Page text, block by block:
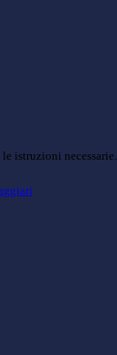
istruzioni necessarie.